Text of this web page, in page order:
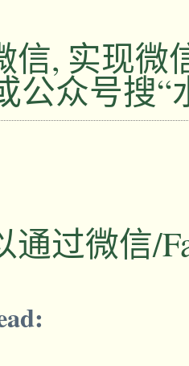
信, 实现微
公众号搜“
通过微信/